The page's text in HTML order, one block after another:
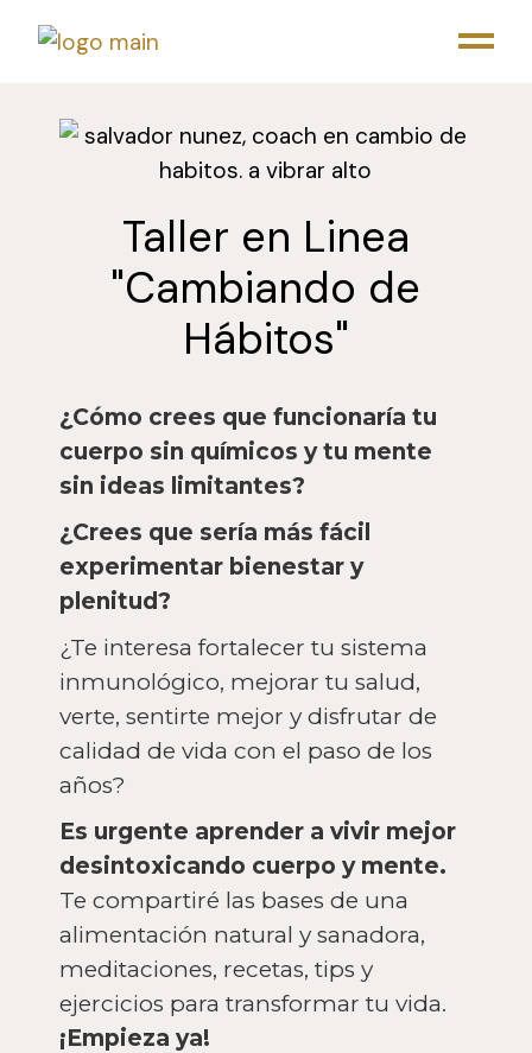
Taller en Linea
"Cambiando de
Hábitos"
¿Cómo crees que funcionaría tu
cuerpo sin químicos y tu mente
sin ideas limitantes?
¿Crees que sería más fácil
experimentar bienestar y
plenitud?
¿Te interesa fortalecer tu sistema
inmunológico, mejorar tu salud,
verte, sentirte mejor y disfrutar de
calidad de vida con el paso de los
años?
Es urgente aprender a vivir mejor
desintoxicando cuerpo y mente.
Te compartiré las bases de una
alimentación natural y sanadora,
meditaciones, recetas, tips y
ejercicios para transformar tu vida.
¡Empieza ya!